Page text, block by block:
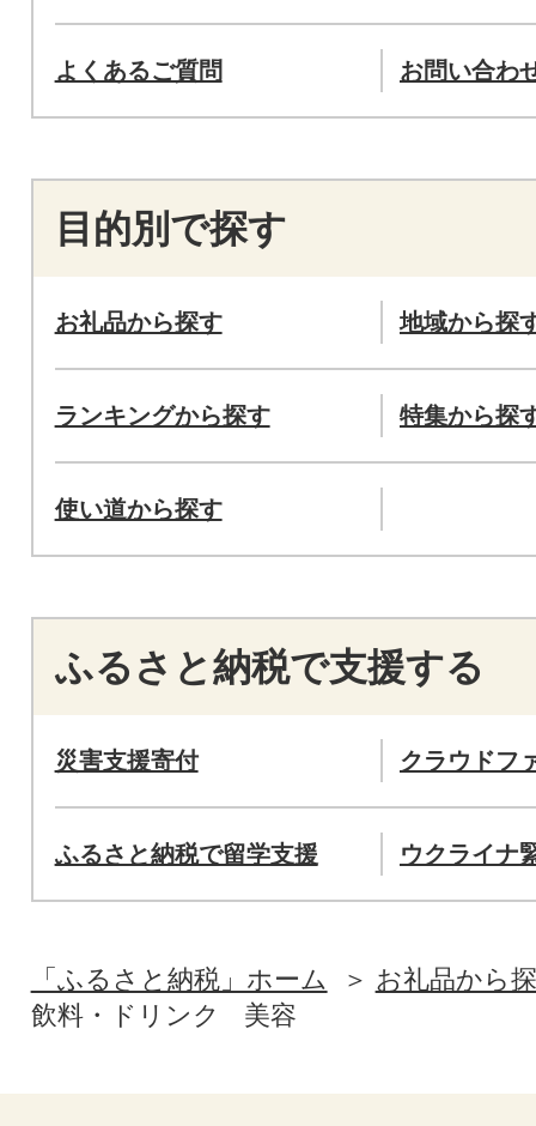
よくあるご質問 お問い合わ
目的別で探す
お礼品から探す 地域から探
ランキングから探す 特集から探
使い道から探す
ふるさと納税で支援する
災害支援寄付 クラウドフ
ふるさと納税で留学支援 ウクライナ
「ふるさと納税」ホーム
お礼品から
飲料・ドリンク
美容